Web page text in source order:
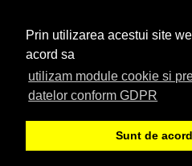
Prin utilizarea acestui site
acord sa
utilizam module cookie si
datelor conform GDPR
Sunt de acord